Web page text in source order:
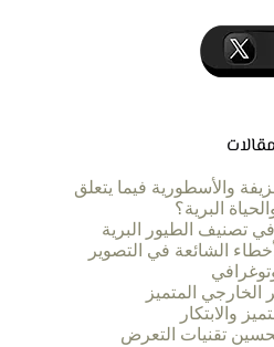
والأسطورية فيما يتعلق
البرية؟
تصنيف الطيور البرية
الشائعة في التصوير
الخارجي المتميز
والابتكار
تقنيات التعرض